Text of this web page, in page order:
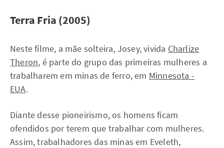
Terra Fria (2005)
Neste filme, a mãe solteira, Josey, vivida Charlize
Theron, é parte do grupo das primeiras mulheres a
trabalharem em minas de ferro, em Minnesota -
EUA.
Diante desse pioneirismo, os homens ficam
ofendidos por terem que trabalhar com mulheres.
Assim, trabalhadores das minas em Eveleth,